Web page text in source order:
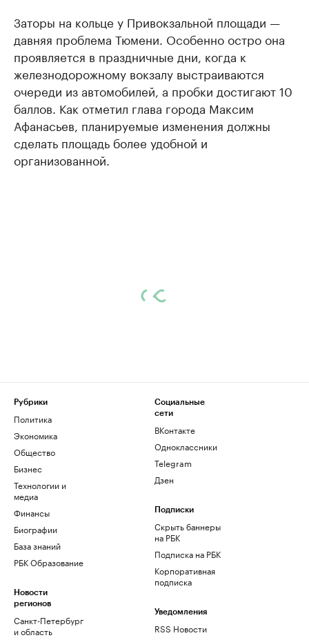
Заторы на кольце у Привокзальной площади —
давняя проблема Тюмени. Особенно остро она
проявляется в праздничные дни, когда к
железнодорожному вокзалу выстраиваются
очереди из автомобилей, а пробки достигают 10
баллов. Как отметил глава города Максим
Афанасьев, планируемые изменения должны
сделать площадь более удобной и
организованной.
Рубрики
Политика
Экономика
Общество
Бизнес
Технологии и
медиа
Финансы
Биографии
База знаний
РБК Образование
Новости
регионов
Санкт-Петербург
и область
Социальные
сети
ВКонтакте
Одноклассники
Telegram
Дзен
Подписки
Скрыть баннеры
на РБК
Подписка на РБК
Корпоративная
подписка
Уведомления
RSS Новости